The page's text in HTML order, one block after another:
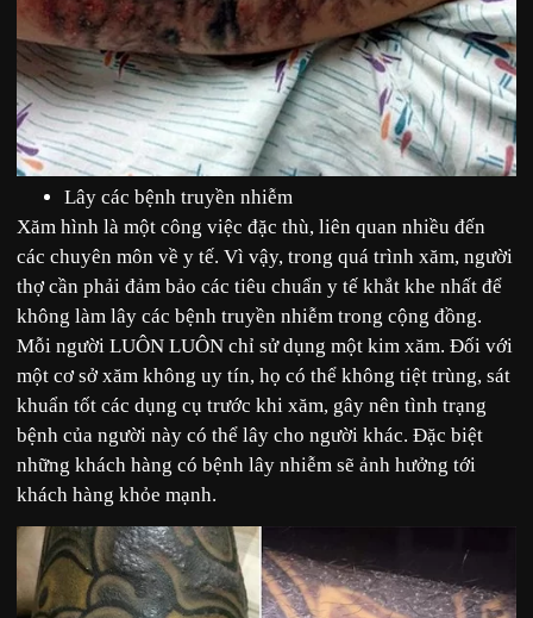
Lây các bệnh truyền nhiễm
Xăm hình là một công việc đặc thù, liên quan nhiều đến
các chuyên môn về y tế. Vì vậy, trong quá trình xăm, người
thợ cần phải đảm bảo các tiêu chuẩn y tế khắt khe nhất để
không làm lây các bệnh truyền nhiễm trong cộng đồng.
Mỗi người LUÔN LUÔN chỉ sử dụng một kim xăm. Đối với
một cơ sở xăm không uy tín, họ có thể không tiệt trùng, sát
khuẩn tốt các dụng cụ trước khi xăm, gây nên tình trạng
bệnh của người này có thể lây cho người khác. Đặc biệt
những khách hàng có bệnh lây nhiễm sẽ ảnh hưởng tới
khách hàng khỏe mạnh.